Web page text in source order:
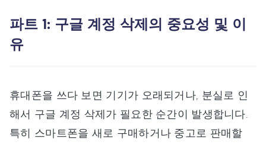
파트 1: 구글 계정 삭제의 중요성 및 이
유
휴대폰을 쓰다 보면 기기가 오래되거나, 분실로 인
해서 구글 계정 삭제가 필요한 순간이 발생합니다.
특히 스마트폰을 새로 구매하거나 중고로 판매할